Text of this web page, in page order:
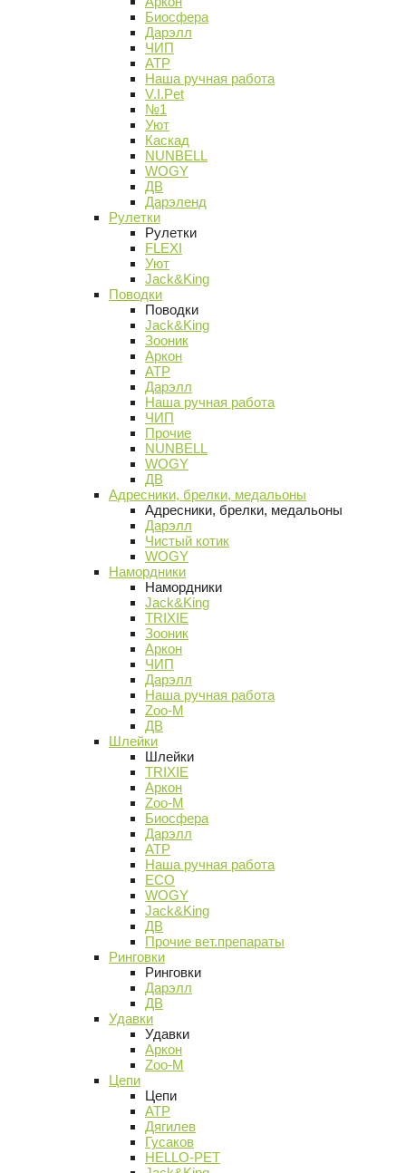
Биосфера
Дарэлл
ЧИП
АТР
Наша ручная работа
V.I.Pet
№1
Уют
Каскад
NUNBELL
WOGY
ДВ
Дарэленд
Рулетки
Рулетки
FLEXI
Уют
Jack&King
Поводки
Поводки
Jack&King
Зооник
Аркон
АТР
Дарэлл
Наша ручная работа
ЧИП
Прочие
NUNBELL
WOGY
ДВ
Адресники, брелки, медальоны
Адресники, брелки, медальоны
Дарэлл
Чистый котик
WOGY
Намордники
Намордники
Jack&King
TRIXIE
Зооник
Аркон
ЧИП
Дарэлл
Наша ручная работа
Zoo-M
ДВ
Шлейки
Шлейки
TRIXIE
Аркон
Zoo-M
Биосфера
Дарэлл
АТР
Наша ручная работа
ECO
WOGY
Jack&King
ДВ
Прочие вет.препараты
Ринговки
Ринговки
Дарэлл
ДВ
Удавки
Удавки
Аркон
Zoo-M
Цепи
Цепи
АТР
Дягилев
Гусаков
HELLO-PET